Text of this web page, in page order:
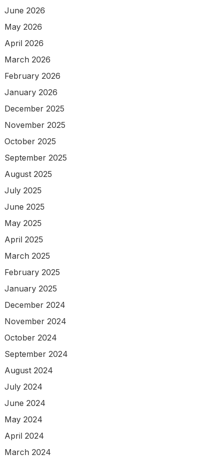
June 2026
May 2026
April 2026
March 2026
February 2026
January 2026
December 2025
November 2025
October 2025
September 2025
August 2025
July 2025
June 2025
May 2025
April 2025
March 2025
February 2025
January 2025
December 2024
November 2024
October 2024
September 2024
August 2024
July 2024
June 2024
May 2024
April 2024
March 2024